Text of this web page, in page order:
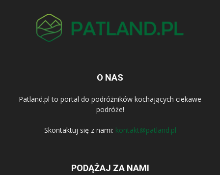
O NAS
Patland.pl to portal do podróżników kochających ciekawe
podróże!
Skontaktuj się z nami: kontakt@patland.pl
PODĄŻAJ ZA NAMI